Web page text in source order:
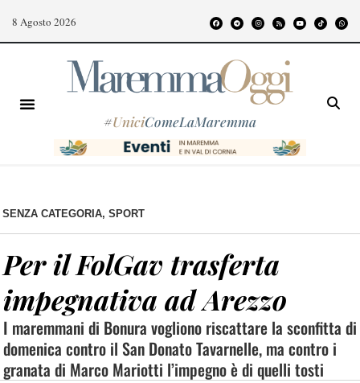
8 Agosto 2026
#UniciComeLaMaremma
SENZA CATEGORIA, SPORT
Per il FolGav trasferta
impegnativa ad Arezzo
I maremmani di Bonura vogliono riscattare la sconfitta di
domenica contro il San Donato Tavarnelle, ma contro i
granata di Marco Mariotti l’impegno è di quelli tosti